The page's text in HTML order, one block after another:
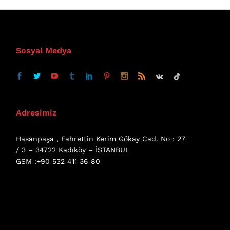
Sosyal Medya
Adresimiz
Hasanpaşa , Fahrettin Kerim Gökay Cad. No : 27
/ 3 – 34722 Kadıköy – İSTANBUL
GSM :+90 532 411 36 80